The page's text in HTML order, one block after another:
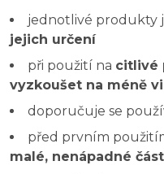
jednotlivé produkty
jejich určení
při použití na citlivé
vyzkoušet na méně
doporučuje se
před prvním
malé, nenápadné